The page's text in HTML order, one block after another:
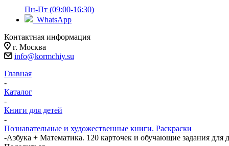
Пн-Пт (09:00-16:30)
WhatsApp
Контактная информация
г. Москва
info@kormchiy.su
Главная
-
Каталог
-
Книги для детей
-
Познавательные и художественные книги. Раскраски
-Азбука + Математика. 120 карточек и обучающие задания для